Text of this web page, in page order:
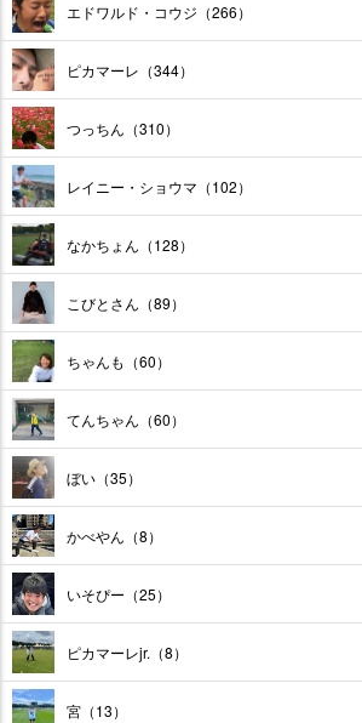
エドワルド・コウジ（266）
ピカマーレ（344）
つっちん（310）
レイニー・ショウマ（102）
なかちょん（128）
こびとさん（89）
ちゃんも（60）
てんちゃん（60）
ぼい（35）
かべやん（8）
いそぴー（25）
ピカマーレjr.（8）
宮（13）